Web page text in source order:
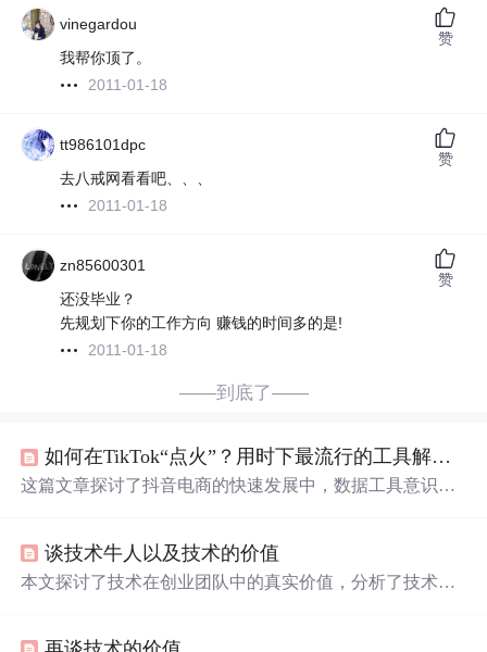
vinegardou
我帮你顶了。
2011-01-18
赞
tt986101dpc
去八戒网看看吧、、、
2011-01-18
赞
zn85600301
还没毕业？
先规划下你的工作方向 赚钱的时间多的是!
2011-01-18
赞
——到底了——
如何在TikTok“点火”？用时下最流行的工具解码赚钱
这篇文章探讨了抖音电商的快速发展中，数据工具意识的
键作用。文章强调了数据在TikTokShop成功中的作用，并
分享了如何通过数据决策进行有效商业运营的例子。
谈技术牛人以及技术的价值
本文探讨了技术在创业团队中的真实价值，分析了技术保